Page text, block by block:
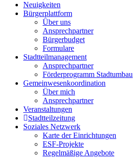
Neuigkeiten
Bürgerplattform
Über uns
Ansprechpartner
Bürgerbudget
Formulare
Stadtteilmanagement
Ansprechpartner
Förderprogramm Stadtumbau
Gemeinwesenkoordination
Über mich
Ansprechpartner
Veranstaltungen
Stadtteilzeitung
Soziales Netzwerk
Karte der Einrichtungen
ESF-Projekte
Regelmäßige Angebote